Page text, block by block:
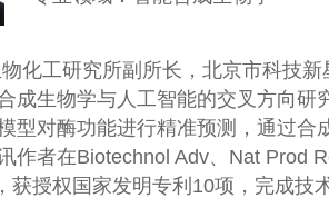
化工研究所副所长，北京市科技
成生物学与人工智能的交叉方向
型对酶功能进行精准预测，通过
作者在Biotechnol Adv、Nat Prod
获授权国家发明专利10项，完成